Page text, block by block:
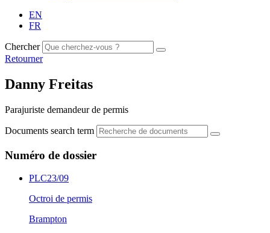
EN
FR
Chercher
Retourner
Danny Freitas
Parajuriste demandeur de permis
Documents search term
Numéro de dossier
PLC23/09
Octroi de permis
Brampton